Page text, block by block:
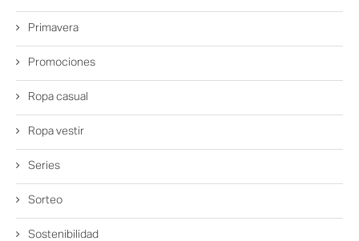
Primavera
Promociones
Ropa casual
Ropa vestir
Series
Sorteo
Sostenibilidad